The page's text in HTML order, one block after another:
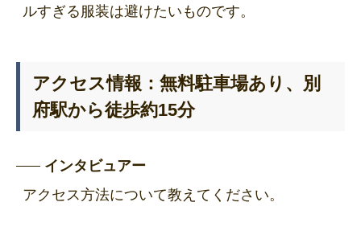
ルすぎる服装は避けたいものです。
アクセス情報：無料駐車場あり、別
府駅から徒歩約15分
インタビュアー
アクセス方法について教えてください。